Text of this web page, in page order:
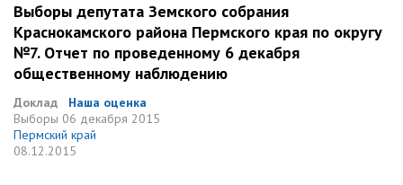
Выборы депутата Земского собрания
Краснокамского района Пермского края по округу
№7. Отчет по проведенному 6 декабря
общественному наблюдению
Доклад
Наша оценка
Выборы 06 декабря 2015
Пермский край
08.12.2015